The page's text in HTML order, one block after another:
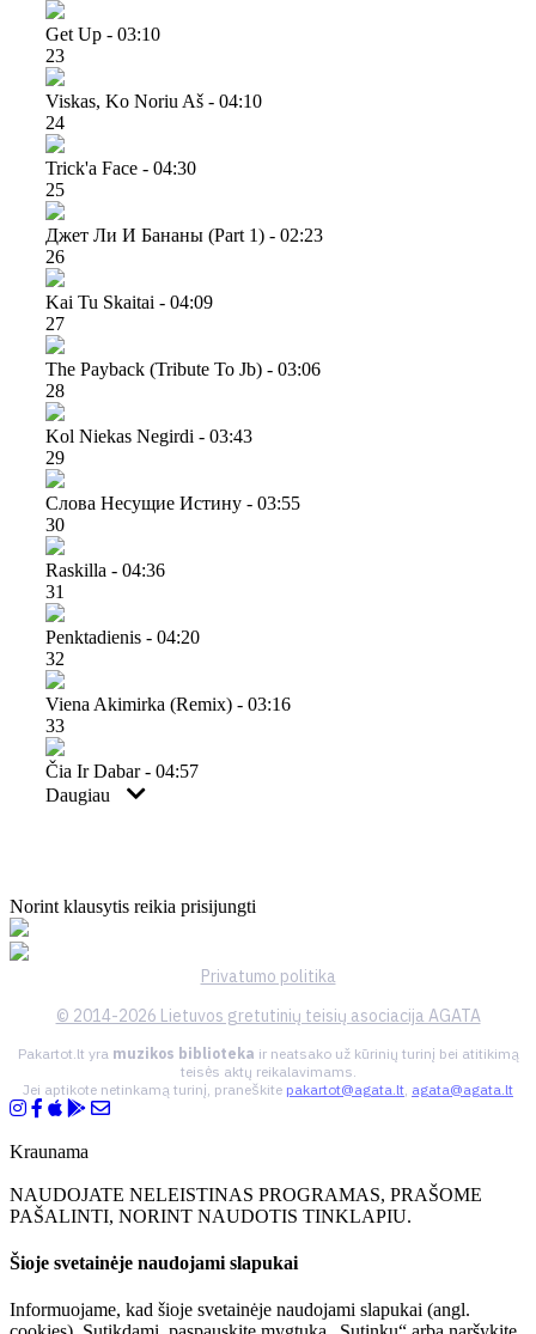
Get Up - 03:10
23
Viskas, Ko Noriu Aš - 04:10
24
Trick'a Face - 04:30
25
Джет Ли И Бананы (part 1) - 02:23
26
Kai Tu Skaitai - 04:09
27
The Payback (tribute To Jb) - 03:06
28
Kol Niekas Negirdi - 03:43
29
Cлова Несущие Истину - 03:55
30
Raskilla - 04:36
31
Penktadienis - 04:20
32
Viena Akimirka (remix) - 03:16
33
Čia Ir Dabar - 04:57
Daugiau
Norint klausytis reikia prisijungti
Privatumo politika
© 2014-2026 Lietuvos gretutinių teisių asociacija AGATA
Pakartot.lt yra muzikos biblioteka ir neatsako už kūrinių turinį bei atitikimą
teisės aktų reikalavimams.
Jei aptikote netinkamą turinį, praneškite pakartot@agata.lt agata@agata.lt
Kraunama
NAUDOJATE NELEISTINAS PROGRAMAS, PRAŠOME
PAŠALINTI, NORINT NAUDOTIS TINKLAPIU.
Šioje svetainėje naudojami slapukai
Informuojame, kad šioje svetainėje naudojami slapukai (angl.